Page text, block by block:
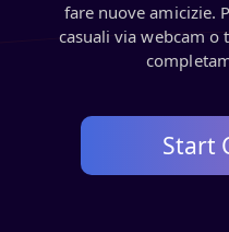
fare nuove amicizie.
casuali via webcam o
Start